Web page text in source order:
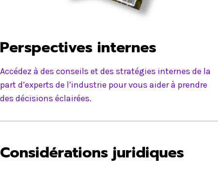
Perspectives internes
Accédez à des conseils et des stratégies internes de la
part d’experts de l’industrie pour vous aider à prendre
des décisions éclairées.
Considérations juridiques